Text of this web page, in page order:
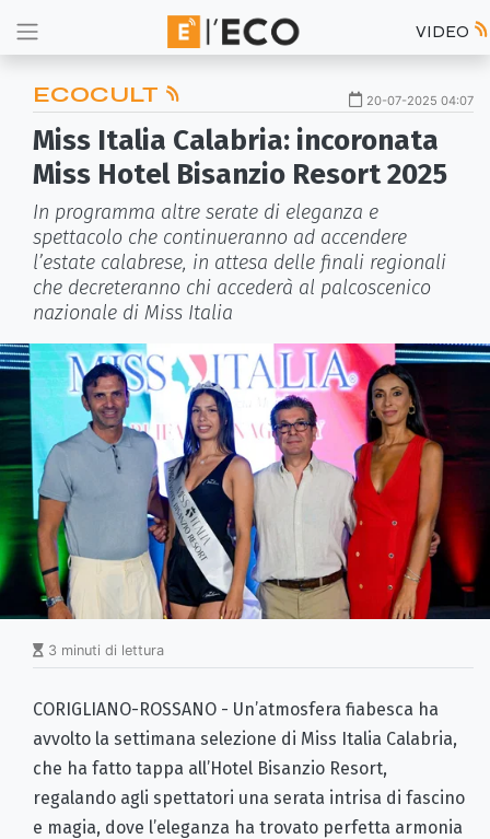
VIDEO
ECOCULT 20-07-2025 04:07
Miss Italia Calabria: incoronata
Miss Hotel Bisanzio Resort 2025
In programma altre serate di eleganza e
spettacolo che continueranno ad accendere
l’estate calabrese, in attesa delle finali regionali
che decreteranno chi accederà al palcoscenico
nazionale di Miss Italia
3 minuti di lettura
CORIGLIANO-ROSSANO - Un’atmosfera fiabesca ha
avvolto la settimana selezione di Miss Italia Calabria,
che ha fatto tappa all’Hotel Bisanzio Resort,
regalando agli spettatori una serata intrisa di fascino
e magia, dove l’eleganza ha trovato perfetta armonia